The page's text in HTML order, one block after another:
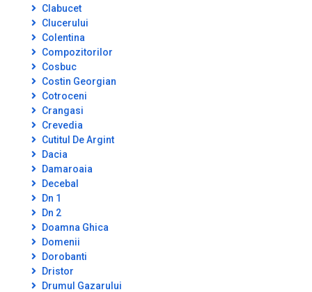
Clabucet
Clucerului
Colentina
Compozitorilor
Cosbuc
Costin Georgian
Cotroceni
Crangasi
Crevedia
Cutitul De Argint
Dacia
Damaroaia
Decebal
Dn 1
Dn 2
Doamna Ghica
Domenii
Dorobanti
Dristor
Drumul Gazarului